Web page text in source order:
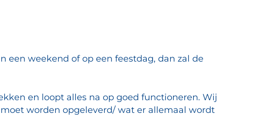
weekend of op een feestdag, dan zal de
en loopt alles na op goed functioneren. Wij
moet worden opgeleverd/ wat er allemaal wordt